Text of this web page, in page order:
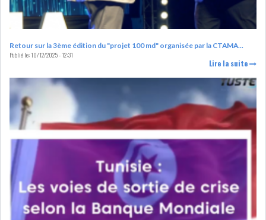
RSS
FINANCE
FISCALITE
ENTRÉE EN VIGUEUR DE LA
TAXE SUR LE PATR...
Retour sur la 3ème édition du "projet 100 md" organisée par la CTAMA...
Publié le:10/12/2025 - 12:31
Lire la suite